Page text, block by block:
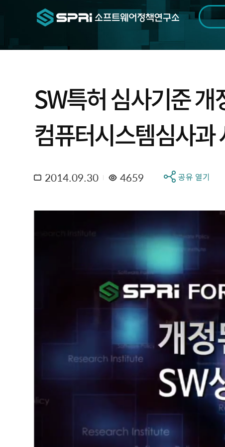
기간 전체
SW특허 심사기준
컴퓨터시스템심사과
2014.09.30 4659 공유 열기